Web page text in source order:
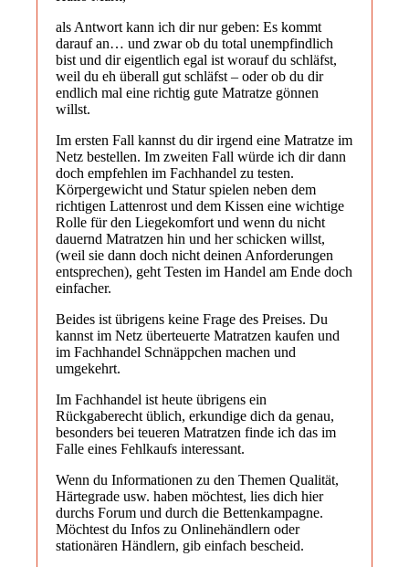
als Antwort kann ich dir nur geben: Es kommt
darauf an… und zwar ob du total unempfindlich
bist und dir eigentlich egal ist worauf du schläfst,
weil du eh überall gut schläfst – oder ob du dir
endlich mal eine richtig gute Matratze gönnen
willst.
Im ersten Fall kannst du dir irgend eine Matratze im
Netz bestellen. Im zweiten Fall würde ich dir dann
doch empfehlen im Fachhandel zu testen.
Körpergewicht und Statur spielen neben dem
richtigen Lattenrost und dem Kissen eine wichtige
Rolle für den Liegekomfort und wenn du nicht
dauernd Matratzen hin und her schicken willst,
(weil sie dann doch nicht deinen Anforderungen
entsprechen), geht Testen im Handel am Ende doch
einfacher.
Beides ist übrigens keine Frage des Preises. Du
kannst im Netz überteuerte Matratzen kaufen und
im Fachhandel Schnäppchen machen und
umgekehrt.
Im Fachhandel ist heute übrigens ein
Rückgaberecht üblich, erkundige dich da genau,
besonders bei teueren Matratzen finde ich das im
Falle eines Fehlkaufs interessant.
Wenn du Informationen zu den Themen Qualität,
Härtegrade usw. haben möchtest, lies dich hier
durchs Forum und durch die Bettenkampagne.
Möchtest du Infos zu Onlinehändlern oder
stationären Händlern, gib einfach bescheid.